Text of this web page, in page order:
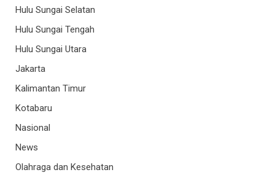
Hulu Sungai Selatan
Hulu Sungai Tengah
Hulu Sungai Utara
Jakarta
Kalimantan Timur
Kotabaru
Nasional
News
Olahraga dan Kesehatan